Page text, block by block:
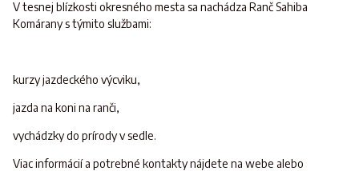
V tesnej blízkosti okresného mesta sa nachádza Ranč Sahiba
Komárany s týmito službami:
kurzy jazdeckého výcviku,
jazda na koni na ranči,
vychádzky do prírody v sedle.
Viac informácií a potrebné kontakty nájdete na webe alebo